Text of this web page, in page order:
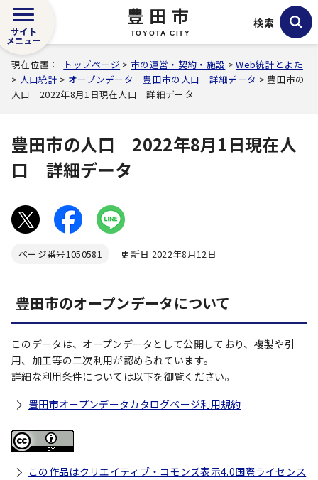
豊田市
TOYOTA CITY
サイト
メニュー
検索
現在位置： トップページ >市の運営・契約・施設 >Web統計とよた
> 人口統計 > オープンデータ 豊田市の人口 詳細データ > 豊田市の
人口 2022年8月1日現在人口 詳細データ
豊田市の人口 2022年8月1日現在人
口 詳細データ
ページ番号1050581 更新日 2022年8月12日
豊田市のオープンデータについて
このデータは、オープンデータとして公開しており、複製や引
用、加工等の二次利用が認められています。
詳細な利用条件については以下を御覧ください。
豊田市オープンデータカタログページ利用規約
この作品はクリエイティブ・コモンズ表示4.0国際ライセンス